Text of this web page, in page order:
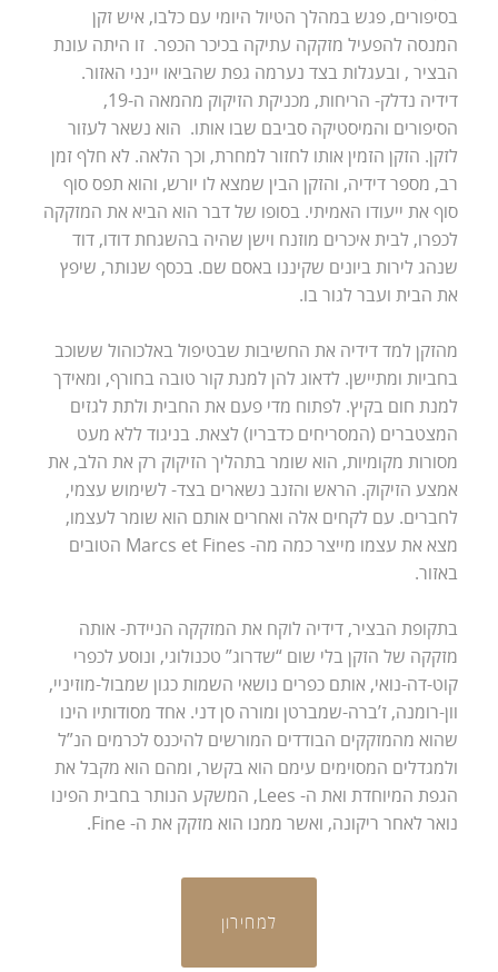
בסיפורים, פגש במהלך הטיול היומי עם כלבו, איש זקן
המנסה להפעיל מזקקה עתיקה בכיכר הכפר. זו היתה עונת
הבציר , ובעגלות בצד נערמה גפת שהביאו יינני האזור.
דידיה נדלק- הריחות, מכניקת הזיקוק מהמאה ה-19,
הסיפורים והמיסטיקה סביבם שבו אותו. הוא נשאר לעזור
לזקן. הזקן הזמין אותו לחזור למחרת, וכך הלאה. לא חלף זמן
רב, מספר דידיה, והזקן הבין שמצא לו יורש, והוא תפס סוף
סוף את ייעודו האמיתי. בסופו של דבר הוא הביא את המזקקה
לכפרו, לבית איכרים מוזנח וישן שהיה בהשגחת דודו, דוד
שנהג לירות ביונים שקיננו באסם שם. בכסף שנותר, שיפץ
את הבית ועבר לגור בו.
מהזקן למד דידיה את החשיבות שבטיפול באלכוהול ששוכב
בחביות ומתיישן. לדאוג להן למנת קור טובה בחורף, ומאידך
למנת חום בקיץ. לפתוח מדי פעם את החבית ולתת לגזים
המצטברים (המסריחים כדבריו) לצאת. בניגוד ללא מעט
מסורות מקומיות, הוא שומר בתהליך הזיקוק רק את הלב, את
אמצע הזיקוק. הראש והזנב נשארים בצד- לשימוש עצמי,
לחברים. עם לקחים אלה ואחרים אותם הוא שומר לעצמו,
מצא את עצמו מייצר כמה מה- Marcs et Fines הטובים
באזור.
בתקופת הבציר, דידיה לוקח את המזקקה הניידת- אותה
מזקקה של הזקן בלי שום “שדרוג” טכנולוגי, ונוסע לכפרי
קוט-דה-נואי, אותם כפרים נושאי השמות כגון שמבול-מוזיניי,
וון-רומנה, ז’ברה-שמברטן ומורה סן דני. אחד מסודותיו הינו
שהוא מהמזקקים הבודדים המורשים להיכנס לכרמים הנ”ל
ולמגדלים המסוימים עימם הוא בקשר, ומהם הוא מקבל את
הגפת המיוחדת ואת ה- Lees, המשקע הנותר בחבית הפינו
נואר לאחר ריקונה, ואשר ממנו הוא מזקק את ה- Fine.
למחירון